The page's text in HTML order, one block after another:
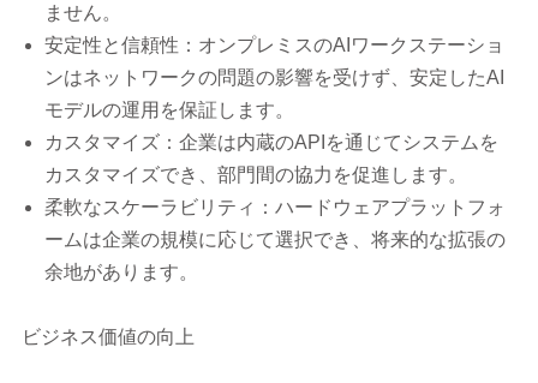
ません。
安定性と信頼性：オンプレミスのAIワークステーショ
ンはネットワークの問題の影響を受けず、安定したAI
モデルの運用を保証します。
カスタマイズ：企業は内蔵のAPIを通じてシステムを
カスタマイズでき、部門間の協力を促進します。
柔軟なスケーラビリティ：ハードウェアプラットフォ
ームは企業の規模に応じて選択でき、将来的な拡張の
余地があります。
ビジネス価値の向上